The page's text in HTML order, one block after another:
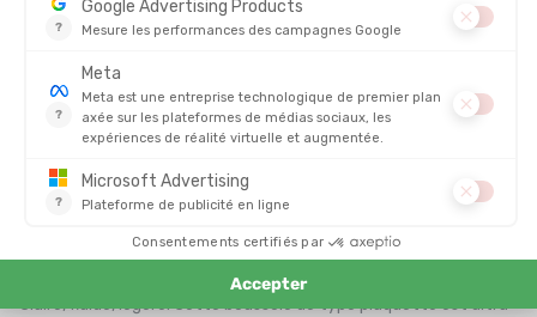
selon les profils, testées et approuvées par l’équipe Tonton
Outdoor.
Boussole Silva Ranger S : la valeur sûre
Une référence dans le monde de l’orientation ! Précise, robuste
et conçue pour les randonneurs sérieux, elle est équipée d’un
mesure, et d’un cordon avec échelle de distance. C’est
boussole idéale pour les longues randonnées et la
navigation en terrain difficile
Boussole Suunto A-30 NH : simplicité et efficacité
Claire, fluide, légère. Cette boussole de type plaquette est ultra